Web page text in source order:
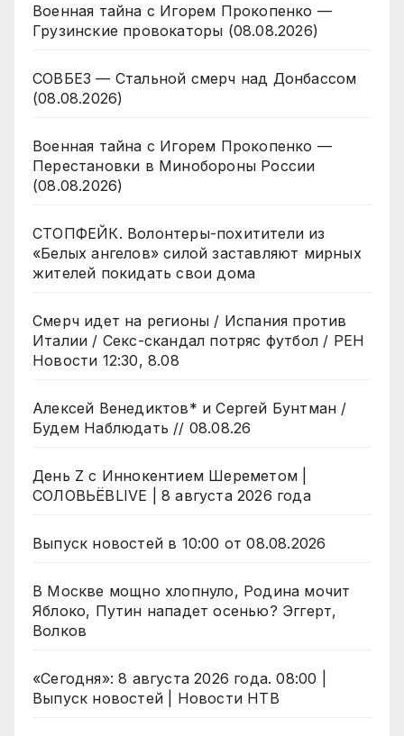
Военная тайна с Игорем Прокопенко —
Грузинские провокаторы (08.08.2026)
СОВБЕЗ — Стальной смерч над Донбассом
(08.08.2026)
Военная тайна с Игорем Прокопенко —
Перестановки в Минобороны России
(08.08.2026)
СТОПФЕЙК. Волонтеры-похитители из
«Белых ангелов» силой заставляют мирных
жителей покидать свои дома
Смерч идет на регионы / Испания против
Италии / Секс-скандал потряс футбол / РЕН
Новости 12:30, 8.08
Алексей Венедиктов* и Сергей Бунтман /
Будем Наблюдать // 08.08.26
День Z с Иннокентием Шереметом |
СОЛОВЬЁВLIVE | 8 августа 2026 года
Выпуск новостей в 10:00 от 08.08.2026
В Москве мощно хлопнуло, Родина мочит
Яблоко, Путин нападет осенью? Эггерт,
Волков
«Сегодня»: 8 августа 2026 года. 08:00 |
Выпуск новостей | Новости НТВ